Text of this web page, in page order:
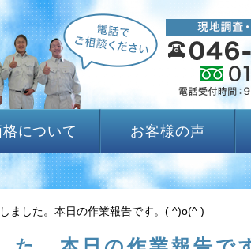
について お客様の声
ました。本日の作業報告です。( ^)o(^ )